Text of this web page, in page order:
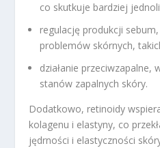
co skutkuje bardziej
regulację produkcji
problemów skórnych,
działanie przeciwzapalne,
stanów zapalnych skóry.
Dodatkowo, retinoidy
kolagenu i elastyny, co
jędrności i elastyczności